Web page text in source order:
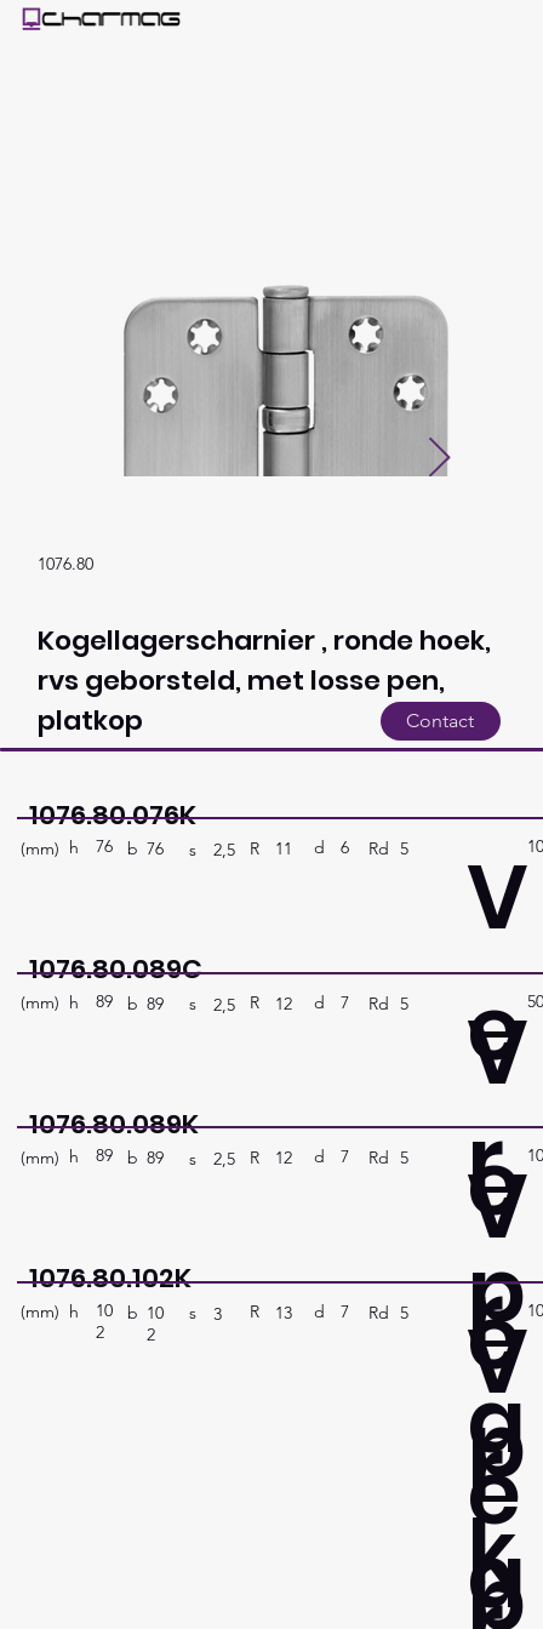
1076.80
Kogellagerscharnier , ronde hoek,
rvs geborsteld, met losse pen,
platkop
Contact
1076.80.076K
(mm) 76
h b 76 s 2,5 R 11 d 6 Rd 5
V
e
r
p
a
k
1076.80.089C
(mm) 89
h b 89 s 2,5 R 12 d 7 Rd 5
V
e
r
p
a
1076.80.089K
(mm) 89
h b 89 s 2,5 R 12 d 7 Rd 5
V
e
r
p
1076.80.102K
(mm)
10
2
h b 10
2
s 3 R 13 d 7 Rd 5
V
e